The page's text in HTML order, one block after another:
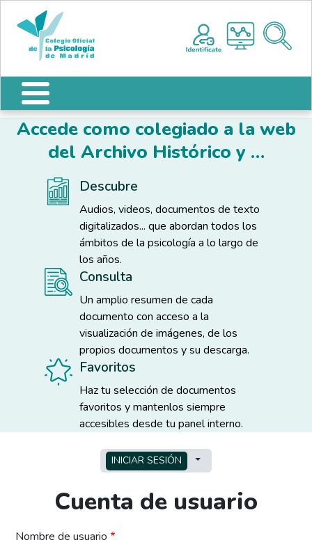
este
incluye
sistema
accesibilidad.
Pasar al contenido principal
Accede como colegiado a la web
del Archivo Histórico y …
Descubre
Audios, videos, documentos de texto
digitalizados... que abordan todos los
ámbitos de la psicología a lo largo de
los años.
Consulta
Un amplio resumen de cada
documento con acceso a la
visualización de imágenes, de los
propios documentos y su descarga.
Favoritos
Haz tu selección de documentos
favoritos y mantenlos siempre
accesibles desde tu panel interno.
Solapas principales
INICIAR SESIÓN TOGGLE TABS AS A
Cuenta de usuario
Nombre de usuario